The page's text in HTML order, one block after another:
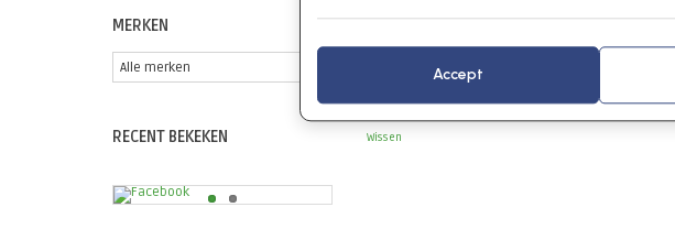
MERKEN
RECENT BEKEKEN Wissen
Accept